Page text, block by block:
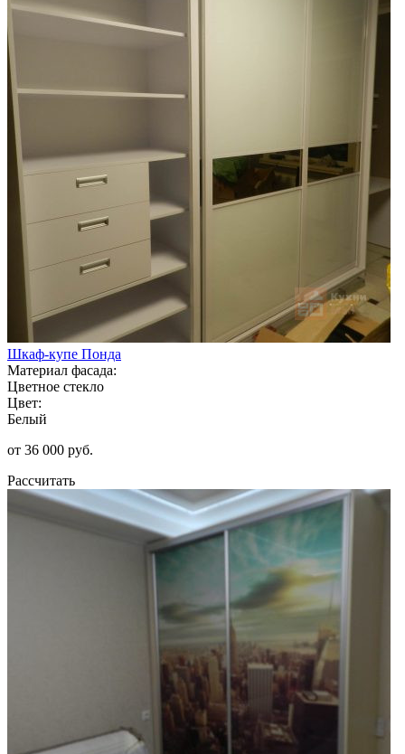
Шкаф-купе Понда
Материал фасада:
Цветное стекло
Цвет:
Белый
от 36 000 руб.
Рассчитать